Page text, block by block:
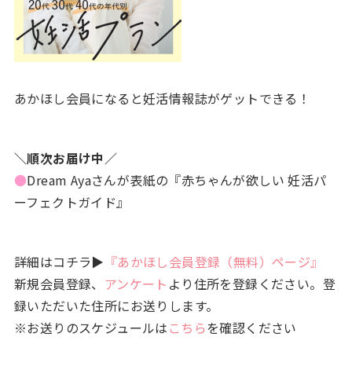
あかほし会員になると妊活情報誌がゲットできる！
＼順次お届け中／
●Dream Ayaさんが表紙の『赤ちゃんが欲しい 妊活パ
ーフェクトガイド』
詳細はコチラ▶ 『あかほし会員登録（無料）ページ』
新規会員登録、 アンケート より住所を登録ください。登
録いただいた住所にお送りします。
※お送りのスケジュールは こちらを確認ください